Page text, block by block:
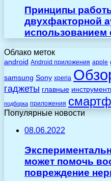
Принципы
двухфакторной
использованием
Облако меток
android Android приложения apple
samsung Sony xperia
гаджеты главные
подборка приложения
Популярные новости
08.06.2022
может помочь
повреждение